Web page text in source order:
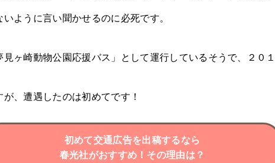
ように言い聞かせるのに必死です。
ヶ崎動物公園応援バス」として運行しているそうで、２０
、遭遇したのは初めてです！
初めて交通広告を出稿するなら
春光社がおすすめ！その理由は？